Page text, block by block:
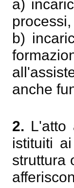
a)
b)
anche
2. L'atto
istituiti
struttura